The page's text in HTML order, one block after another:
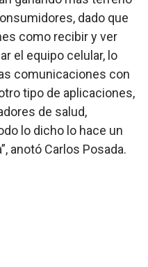
dado que
como recibir y ver
el equipo celular, lo
comunicaciones con
tipo de aplicaciones,
de salud,
lo dicho lo hace un
anotó Carlos Posada.